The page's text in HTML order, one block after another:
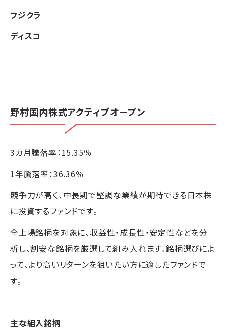
フジクラ
ディスコ
野村国内株式アクティブオープン
3カ月騰落率：15.35％
1年騰落率：36.36％
競争力が高く、中長期で堅調な業績が期待できる日本株
に投資するファンドです。
全上場銘柄を対象に、収益性・成長性・安定性などを分
析し、割安な銘柄を厳選して組み入れます。銘柄選びによ
って、より高いリターンを狙いたい方に適したファンドで
す。
主な組入銘柄